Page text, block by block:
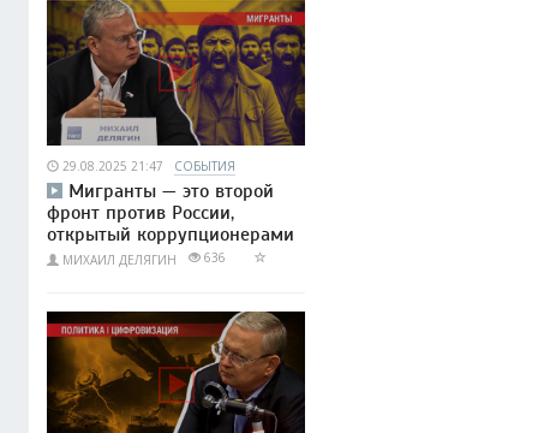
29.08.2025 21:47 СОБЫТИЯ
Мигранты — это второй
фронт против России,
открытый коррупционерами
МИХАИЛ ДЕЛЯГИН 636